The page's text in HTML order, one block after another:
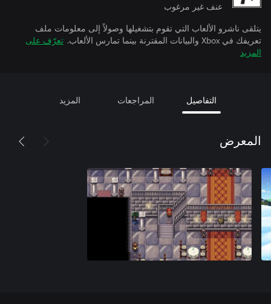
عنف غير مرغوب
يتلقى ناشرو الألعاب التي تقوم بتشغيلها وصولاً إلى معلومات ملف
تعريفك في Xbox والبيانات المقترنة بينما تمارس الألعاب.
تعرّف على
المزيد
التفاصيل المراجعات المزيد
المعرض